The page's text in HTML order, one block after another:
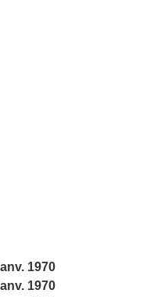
1970
1970